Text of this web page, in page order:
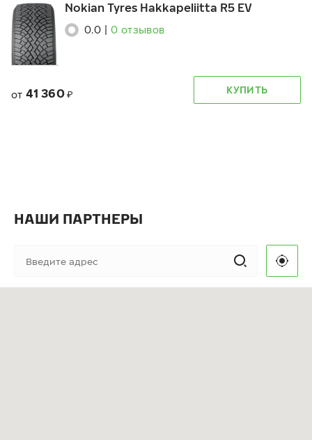
Nokian Tyres Hakkapeliitta R5 EV
0.0 0 отзывов
от 41 360 ₽ КУПИТЬ
НАШИ ПАРТНЕРЫ